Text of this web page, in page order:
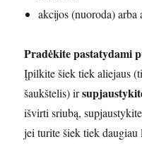
akcijos (nuoroda) arba
Pradėkite pastatydami
Įpilkite šiek tiek aliejaus
šaukštelis) ir
išvirti sriubą,
jei turite šiek tiek